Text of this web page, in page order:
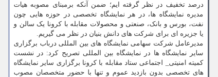
درصد تخفیف در نظر گرفته ایم؛ ضمن آنکه برمبنای مصوبه هیات
مدیره نمایشگاه ها، در هر نمایشگاه تخصصی در حوزه هایی چون
نفت، بورس و بانک، صنعتی و محصولات مقابله با کرونا یک سالن و
یا جزیره ای برای شرکت های دانش بنیان در نظر می گیریم.
مدیرعامل شرکت سهامی نمایشگاه های بین المللی درباب برگزاری
سایر نمایشگاه ها در نمایشگاه بین المللی تصریح کرد: در نشست
کمیته امنیتی_ اجتماعی ستاد مقابله با کرونا برگزاری سایر نمایشگاه
های تخصصی بدون بازدید عموم و تنها با حضور متخصصان مصوب